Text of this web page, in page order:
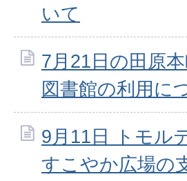
いて
7月21日の田原
図書館の利用に
9月11日 トモル
すこやか広場の